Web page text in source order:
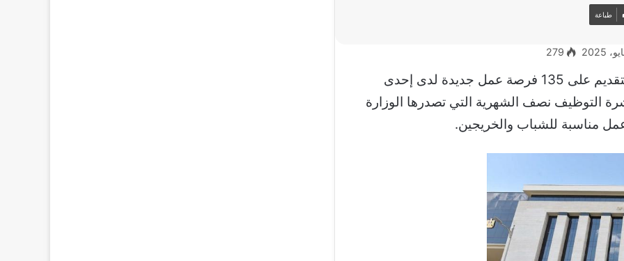
279
عن استقبال طلبات التقديم على 135 فرصة عمل جديدة لدى إحدى
التوظيف نصف الشهرية التي تصدرها الوزارة
مناسبة للشباب والخريجين.
طباعة